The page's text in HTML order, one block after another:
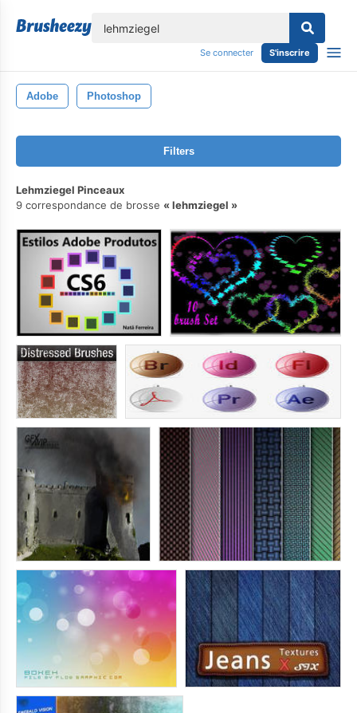
Se connecter S'inscrire
Adobe Photoshop
Filters
Lehmziegel Pinceaux
9 correspondance de brosse
lehmziegel